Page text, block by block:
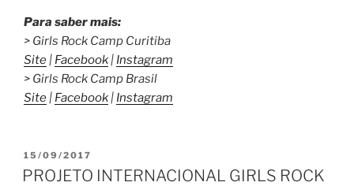
Para saber mais:
> Girls Rock Camp Curitiba
Site | Facebook | Instagram
> Girls Rock Camp Brasil
Site | Facebook | Instagram
PUBLICADO
EM
15/09/2017
PROJETO INTERNACIONAL GIRLS ROCK